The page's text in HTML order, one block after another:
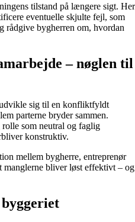
tilstand på længere sigt. Her
eventuelle skjulte fejl, som
rådgive bygherren om, hvordan
– nøglen til
sig til en konfliktfyldt
parterne bryder sammen.
som neutral og faglig
konstruktiv.
mellem bygherre, entreprenør
manglerne bliver løst effektivt – og